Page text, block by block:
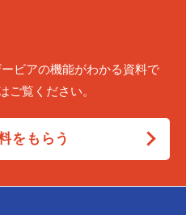
ビアの機能がわかる資料で
ご覧ください。
をもらう